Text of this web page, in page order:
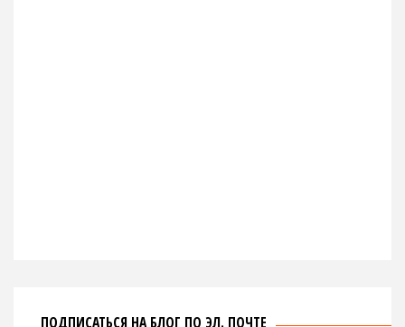
ПОДПИСАТЬСЯ НА БЛОГ ПО ЭЛ. ПОЧТЕ